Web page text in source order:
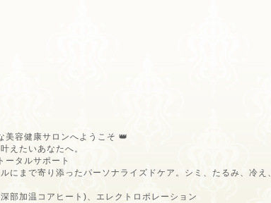
美容健康サロンへようこそ 👑
えたいあなたへ。
ータルサポート
にまで寄り添ったパーソナライズドケア。シミ、たるみ、冷
部加温コアヒート)、エレクトロポレーション